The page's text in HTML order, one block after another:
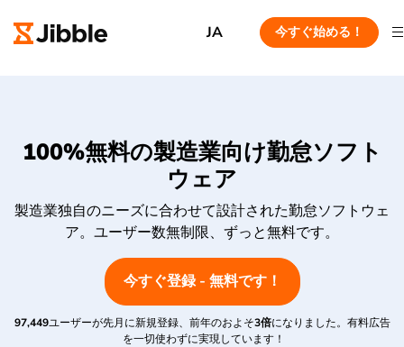
JA 今すぐ始める！
100%無料の製造業向け勤怠ソフト
ウェア
製造業独自のニーズに合わせて設計された勤怠ソフトウェ
ア。ユーザー数無制限、ずっと無料です。
今すぐ登録 - 無料です！
97,449ユーザーが先月に新規登録、前年のおよそ3倍になりました。有料広告
を一切使わずに実現しています！